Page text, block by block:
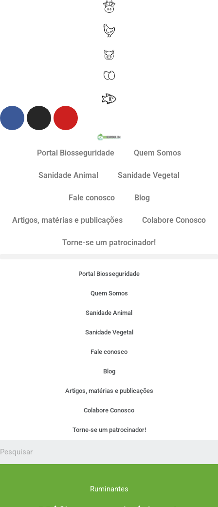
Portal Biosseguridade Quem Somos
Sanidade Animal Sanidade Vegetal
Fale conosco Blog
Artigos, matérias e publicações Colabore Conosco
Torne-se um patrocinador!
Portal Biosseguridade
Quem Somos
Sanidade Animal
Sanidade Vegetal
Fale conosco
Blog
Artigos, matérias e publicações
Colabore Conosco
Torne-se um patrocinador!
Ruminantes